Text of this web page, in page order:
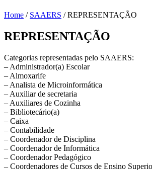
Home / SAAERS / REPRESENTAÇÃO
REPRESENTAÇÃO
Categorias representadas pelo SAAERS:
– Administrador(a) Escolar
– Almoxarife
– Analista de Microinformática
– Auxiliar de secretaria
– Auxiliares de Cozinha
– Bibliotecário(a)
– Caixa
– Contabilidade
– Coordenador de Disciplina
– Coordenador de Informática
– Coordenador Pedagógico
– Coordenadores de Cursos de Ensino